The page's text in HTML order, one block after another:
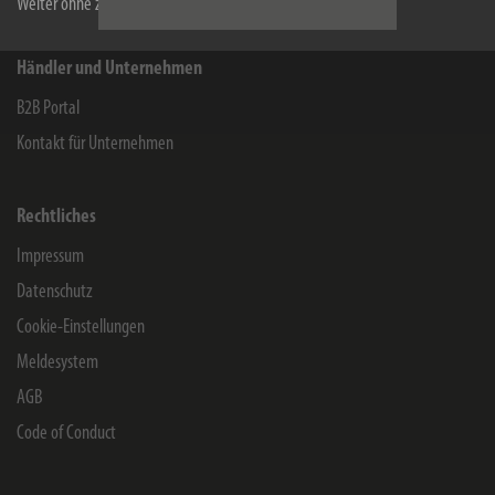
Weiter ohne zu akzeptieren
Händler und Unternehmen
B2B Portal
Kontakt für Unternehmen
Rechtliches
Impressum
Datenschutz
Cookie-Einstellungen
Meldesystem
AGB
Code of Conduct